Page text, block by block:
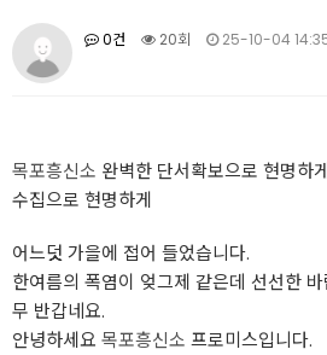
0건 20회 25-10-04
목포흥신소 완벽한 단서확보으로 현명하게
수집으로 현명하게
어느덧 가을에 접어 들었습니다.
한여름의 폭염이 엊그제 같은데 선선한
무 반갑네요.
안녕하세요 목포흥신소 프로미스입니다.